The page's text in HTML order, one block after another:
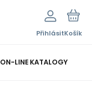
PřihlásitKošík
ON-LINE KATALOGY